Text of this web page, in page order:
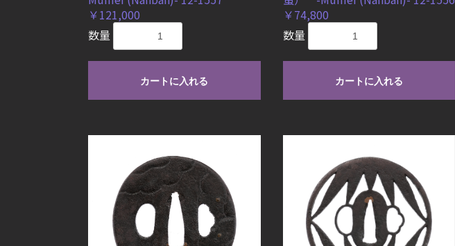
￥121,000
数量
カートに入れる
￥74,800
数量
カートに入れる